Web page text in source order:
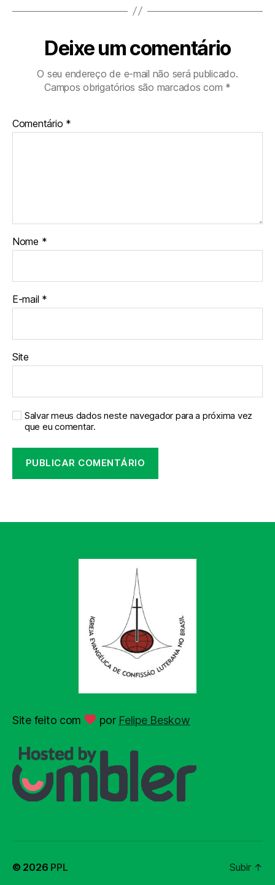
Deixe um comentário
O seu endereço de e-mail não será publicado.
Campos obrigatórios são marcados com *
Comentário *
Nome *
E-mail *
Site
Salvar meus dados neste navegador para a próxima vez
que eu comentar.
Site feito com por Felipe Beskow
© 2026 PPL
Subir ↑